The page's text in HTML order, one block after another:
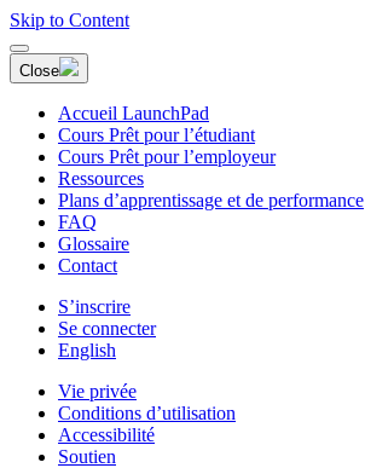
Skip to Content
Close
Accueil LaunchPad
Cours Prêt pour l’étudiant
Cours Prêt pour l’employeur
Ressources
Plans d’apprentissage et de performance
FAQ
Glossaire
Contact
S’inscrire
Se connecter
English
Vie privée
Conditions d’utilisation
Accessibilité
Soutien